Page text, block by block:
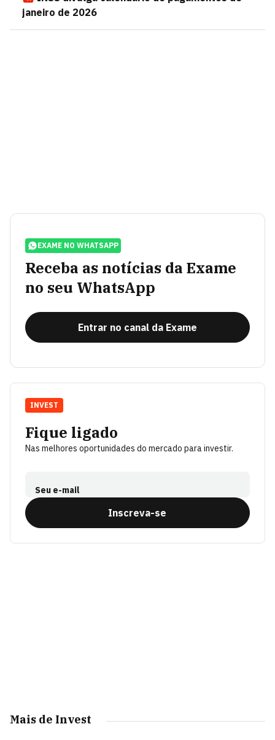
janeiro de 2026
EXAME NO WHATSAPP
Receba as notícias da Exame
no seu WhatsApp
Entrar no canal da Exame
Fique ligado
Nas melhores oportunidades do mercado para investir.
Seu e-mail
Inscreva-se
INVEST
Mais de Invest